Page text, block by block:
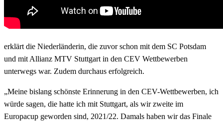
erklärt die Niederländerin, die zuvor schon mit dem SC Potsdam
und mit Allianz MTV Stuttgart in den CEV Wettbewerben
unterwegs war. Zudem durchaus erfolgreich.
„Meine bislang schönste Erinnerung in den CEV-Wettbewerben, ich
würde sagen, die hatte ich mit Stuttgart, als wir zweite im
Europacup geworden sind, 2021/22. Damals haben wir das Finale